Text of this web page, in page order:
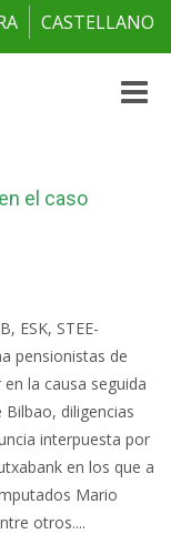
CASTELLANO
Toggle
el caso
ESK, STEE-
pensionistas de
la causa seguida
diligencias
interpuesta por
en los que a
Mario
otros....